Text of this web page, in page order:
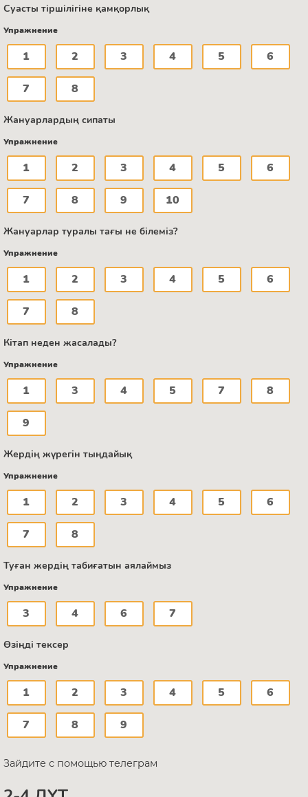
Суасты тіршілігіне қамқорлық
Упражнение
1 2 3 4 5 6
7 8
Жануарлардың сипаты
Упражнение
1 2 3 4 5 6
7 8 9 10
Жануарлар туралы тағы не білеміз?
Упражнение
1 2 3 4 5 6
7 8
Кітап неден жасалады?
Упражнение
1 3 4 5 7 8
9
Жердің жүрегін тыңдайық
Упражнение
1 2 3 4 5 6
7 8
Туған жердің табиғатын аялаймыз
Упражнение
3 4 6 7
Өзіңді тексер
Упражнение
1 2 3 4 5 6
7 8 9
Зайдите с помощью телеграм